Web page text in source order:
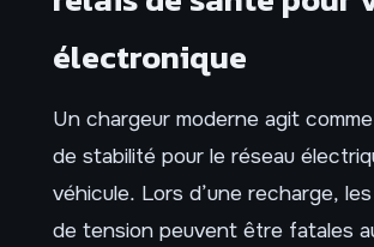
électronique
Un chargeur moderne agit
de stabilité pour le réseau
véhicule. Lors d’une recharge,
de tension peuvent être fatales